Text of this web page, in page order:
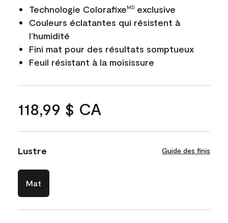
Technologie ColorafixeMD exclusive
Couleurs éclatantes qui résistent à
l’humidité
Fini mat pour des résultats somptueux
Feuil résistant à la moisissure
118,99 $ CA
Lustre Guide des finis
Mat